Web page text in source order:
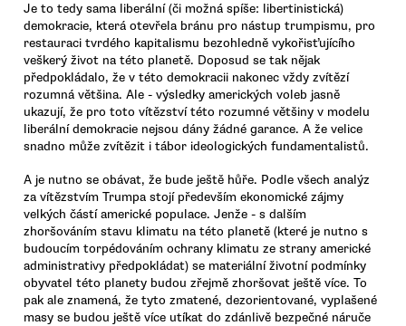
Je to tedy sama liberální (či možná spíše: libertinistická)
demokracie, která otevřela bránu pro nástup trumpismu, pro
restauraci tvrdého kapitalismu bezohledně vykořisťujícího
veškerý život na této planetě. Doposud se tak nějak
předpokládalo, že v této demokracii nakonec vždy zvítězí
rozumná většina. Ale - výsledky amerických voleb jasně
ukazují, že pro toto vítězství této rozumné většiny v modelu
liberální demokracie nejsou dány žádné garance. A že velice
snadno může zvítězit i tábor ideologických fundamentalistů.
A je nutno se obávat, že bude ještě hůře. Podle všech analýz
za vítězstvím Trumpa stojí především ekonomické zájmy
velkých částí americké populace. Jenže - s dalším
zhoršováním stavu klimatu na této planetě (které je nutno s
budoucím torpédováním ochrany klimatu ze strany americké
administrativy předpokládat) se materiální životní podmínky
obyvatel této planety budou zřejmě zhoršovat ještě více. To
pak ale znamená, že tyto zmatené, dezorientované, vyplašené
masy se budou ještě více utíkat do zdánlivě bezpečné náruče